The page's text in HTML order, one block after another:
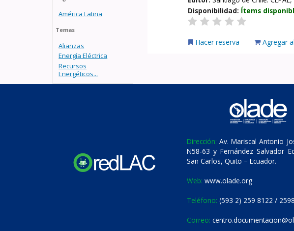
América Latina
Temas
Alianzas
Energía Eléctrica
Recursos
Energéticos...
Disponibilidad: Ítems
Hacer reserva Agregar
Dirección: Av. Mariscal Antonio
N58-63 y Fernández Salvador
San Carlos, Quito – Ecuador.
Web: www.olade.org
Teléfono: (593 2) 259 8122 /
Correo: